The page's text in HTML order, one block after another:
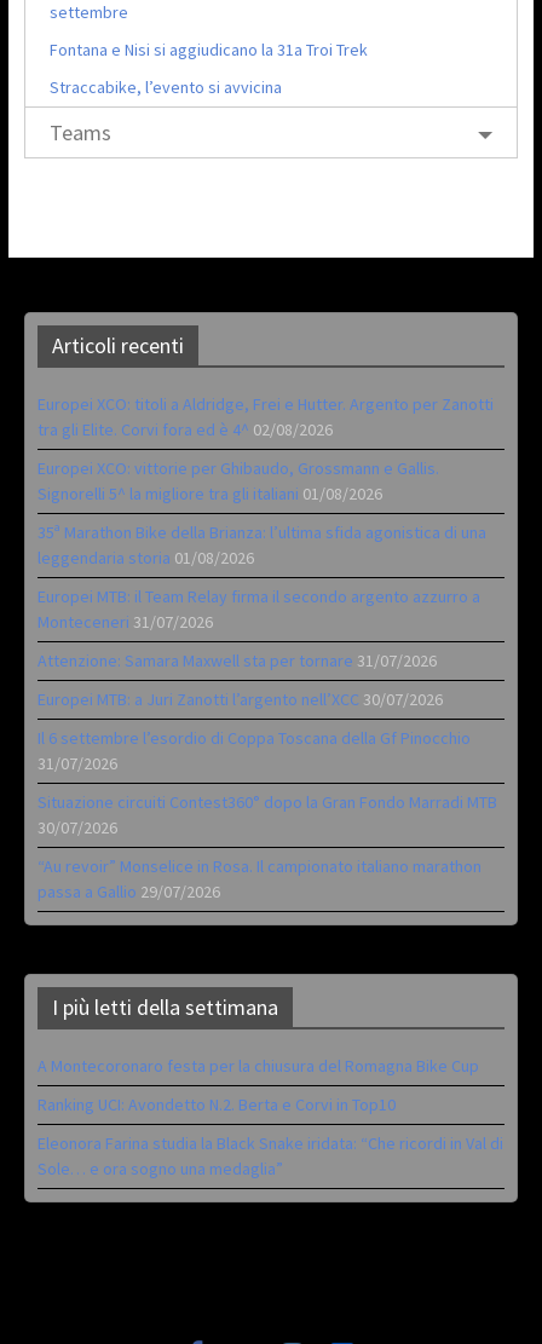
settembre
Fontana e Nisi si aggiudicano la 31a Troi Trek
Straccabike, l’evento si avvicina
Teams
Articoli recenti
Europei XCO: titoli a Aldridge, Frei e Hutter. Argento per Zanotti
tra gli Elite. Corvi fora ed è 4^ 02/08/2026
Europei XCO: vittorie per Ghibaudo, Grossmann e Gallis.
Signorelli 5^ la migliore tra gli italiani 01/08/2026
35ª Marathon Bike della Brianza: l’ultima sfida agonistica di una
leggendaria storia 01/08/2026
Europei MTB: il Team Relay firma il secondo argento azzurro a
Monteceneri 31/07/2026
Attenzione: Samara Maxwell sta per tornare 31/07/2026
Europei MTB: a Juri Zanotti l’argento nell’XCC 30/07/2026
Il 6 settembre l’esordio di Coppa Toscana della Gf Pinocchio
31/07/2026
Situazione circuiti Contest360° dopo la Gran Fondo Marradi MTB
30/07/2026
“Au revoir” Monselice in Rosa. Il campionato italiano marathon
passa a Gallio 29/07/2026
I più letti della settimana
A Montecoronaro festa per la chiusura del Romagna Bike Cup
Ranking UCI: Avondetto N.2. Berta e Corvi in Top10
Eleonora Farina studia la Black Snake iridata: “Che ricordi in Val di
Sole… e ora sogno una medaglia”